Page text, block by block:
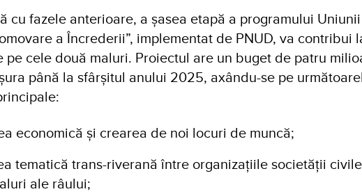
cu fazele anterioare, a șasea etapă a programului
a Încrederii”, implementat de PNUD, va contribui
cele două maluri. Proiectul are un buget de patru
până la sfârșitul anului 2025, axându-se pe
economică și crearea de noi locuri de muncă;
tematică trans-riverană între organizațiile societății
ale râului;